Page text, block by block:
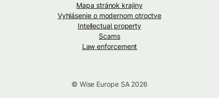
Mapa stránok krajiny
Vyhlásenie o modernom otroctve
Intellectual property
Scams
Law enforcement
© Wise Europe SA 2026